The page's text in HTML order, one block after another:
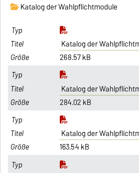
Katalog der Wahlpflichtmodule
Katalog der
268.57 kB
Katalog der
284.02 kB
Katalog der
163.54 kB